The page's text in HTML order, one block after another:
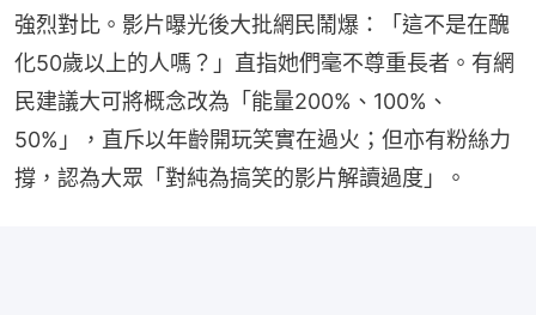
強烈對比。影片曝光後大批網民鬧爆：「這不是在醜
化50歲以上的人嗎？」直指她們毫不尊重長者。有網
民建議大可將概念改為「能量200%、100%、
50%」，直斥以年齡開玩笑實在過火；但亦有粉絲力
撐，認為大眾「對純為搞笑的影片解讀過度」。